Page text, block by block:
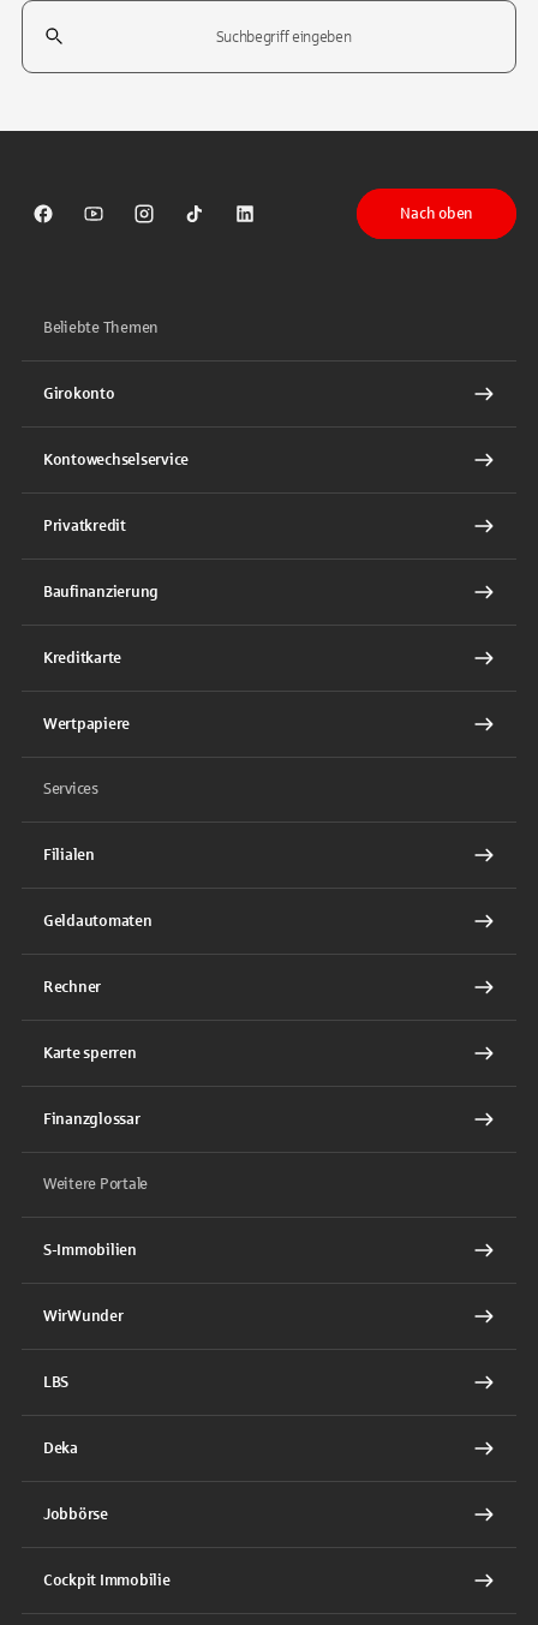
Suchfeld
Sparkasse auf Facebook
Sparkasse auf Youtube
Sparkasse auf Instagram
Sparkasse auf TikTok
Sparkasse auf LinkedIn
Nach oben
Beliebte Themen
Girokonto
Kontowechselservice
Privatkredit
Baufinanzierung
Kreditkarte
Wertpapiere
Services
Filialen
Geldautomaten
Rechner
Karte sperren
Finanzglossar
Weitere Portale
S-Immobilien
WirWunder
LBS
Deka
Jobbörse
Cockpit Immobilie